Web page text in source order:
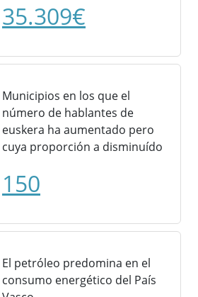
35.309€
Municipios en los que el
número de hablantes de
euskera ha aumentado pero
cuya proporción a disminuído
150
El petróleo predomina en el
consumo energético del País